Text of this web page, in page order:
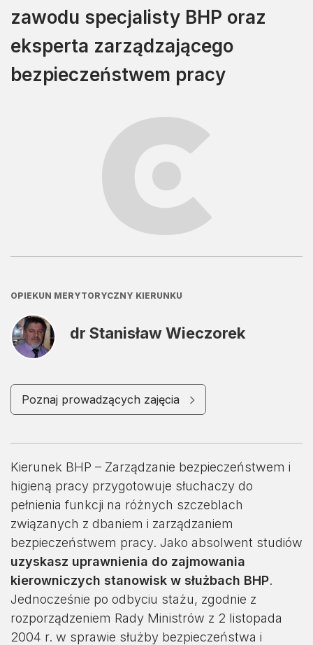
zawodu specjalisty BHP oraz
eksperta zarządzającego
bezpieczeństwem pracy
OPIEKUN MERYTORYCZNY KIERUNKU
dr Stanisław Wieczorek
Poznaj prowadzących zajęcia
Kierunek BHP – Zarządzanie bezpieczeństwem i
higieną pracy przygotowuje słuchaczy do
pełnienia funkcji na różnych szczeblach
związanych z dbaniem i zarządzaniem
bezpieczeństwem pracy. Jako absolwent studiów
uzyskasz uprawnienia do zajmowania
kierowniczych stanowisk w służbach BHP.
Jednocześnie po odbyciu stażu, zgodnie z
rozporządzeniem Rady Ministrów z 2 listopada
2004 r. w sprawie służby bezpieczeństwa i